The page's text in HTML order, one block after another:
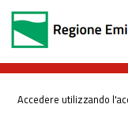
Accedere utilizzando